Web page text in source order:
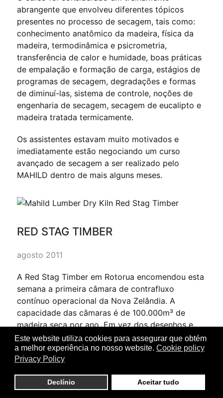
Este website utiliza cookies para assegurar que obtém
a melhor experiência no nosso website. Cookie policy
Privacy Policy
Declínio Aceitar tudo
abrangente que envolveu diferentes tópicos
presentes no processo de secagem, tais como:
conhecimento anatômico da madeira, física da
madeira, termodinâmica e psicrometria,
transferência de calor e humidade, boas práticas
de empalação e formação de carga, estágios de
programas de secagem, degradações e formas
de diminuí-las, sistema de controle, noções de
engenharia de secagem, secagem de eucalipto e
madeira tratada termicamente.
Os assistentes estavam muito motivados e
imediatamente estão negociando um curso
avançado de secagem a ser realizado pelo
MAHILD dentro de mais alguns meses.
RED STAG TIMBER
agosto 2011
A Red Stag Timber em Rotorua encomendou esta
semana a primeira câmara de contrafluxo
contínuo operacional da Nova Zelândia. A
capacidade das câmaras é de 100.000m³ de
madeira seca por ano. Em vez dos desenhos e
funcionamento mais tradicionais da câmara, o
CONTRAFLOW Mahild de 60 metros de via dupla
utiliza duas vias dentro da câmara. O calor da
pilha de saída quente seca é usado para pré-
condicionar a madeira verde que entra na câmara